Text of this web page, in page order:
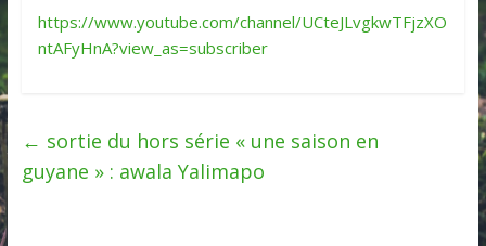
https://www.youtube.com/channel/UCteJLvgkwTFjzXO
ntAFyHnA?view_as=subscriber
← sortie du hors série « une saison en
guyane » : awala Yalimapo